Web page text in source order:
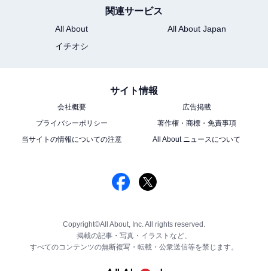
関連サービス
All About
All About Japan
イチオシ
サイト情報
会社概要
広告掲載
プライバシーポリシー
著作権・商標・免責事項
当サイトの情報についての注意
All About ニュースについて
Copyright©All About, Inc. All rights reserved.
掲載の記事・写真・イラストなど、
すべてのコンテンツの無断複写・転載・公衆送信等を禁じます。